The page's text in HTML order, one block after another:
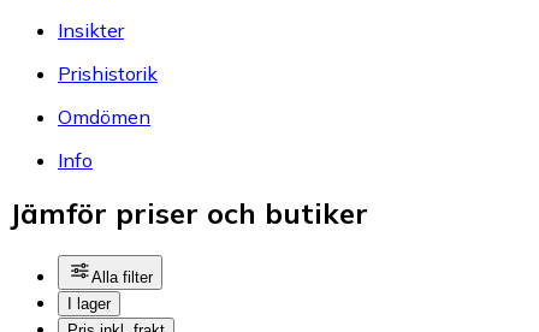
Insikter
Prishistorik
Omdömen
Info
Jämför priser och butiker
Alla filter
I lager